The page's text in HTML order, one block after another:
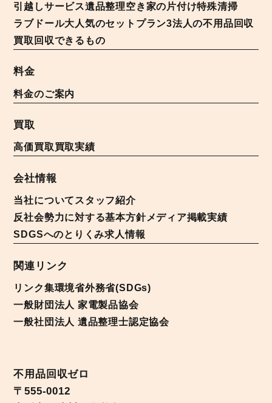
引越しサービス遺品整理空き家の片付け特殊清掃
ラブドール大人気のセットプラン3法人の不用品回収
買取 回収できるもの
料金
料金のご案内
買取
高価買取買取実績
会社情報
当社について スタッフ紹介
反社会勢力に対する基本方針メディア掲載実績
SDGSへのとりくみ求人情報
関連リンク
リンク集環境省外務省(SDGs)
一般財団法人 家電製品協会
一般社団法人 遺品整理士認定協会
不用品回収ゼロ
〒555-0012